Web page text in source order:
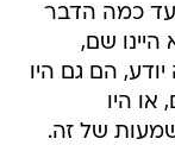
עד כמה הדבר
שם,
הם גם היו
או היו
של זה.